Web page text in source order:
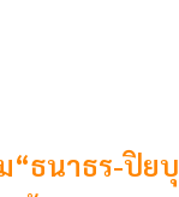
“ธนาธร-ปิ